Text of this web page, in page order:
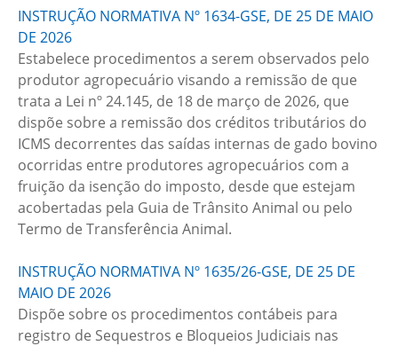
INSTRUÇÃO NORMATIVA Nº 1634-GSE, DE 25 DE MAIO
DE 2026
Estabelece procedimentos a serem observados pelo
produtor agropecuário visando a remissão de que
trata a Lei nº 24.145, de 18 de março de 2026, que
dispõe sobre a remissão dos créditos tributários do
ICMS decorrentes das saídas internas de gado bovino
ocorridas entre produtores agropecuários com a
fruição da isenção do imposto, desde que estejam
acobertadas pela Guia de Trânsito Animal ou pelo
Termo de Transferência Animal.
INSTRUÇÃO NORMATIVA Nº 1635/26-GSE, DE 25 DE
MAIO DE 2026
Dispõe sobre os procedimentos contábeis para
registro de Sequestros e Bloqueios Judiciais nas